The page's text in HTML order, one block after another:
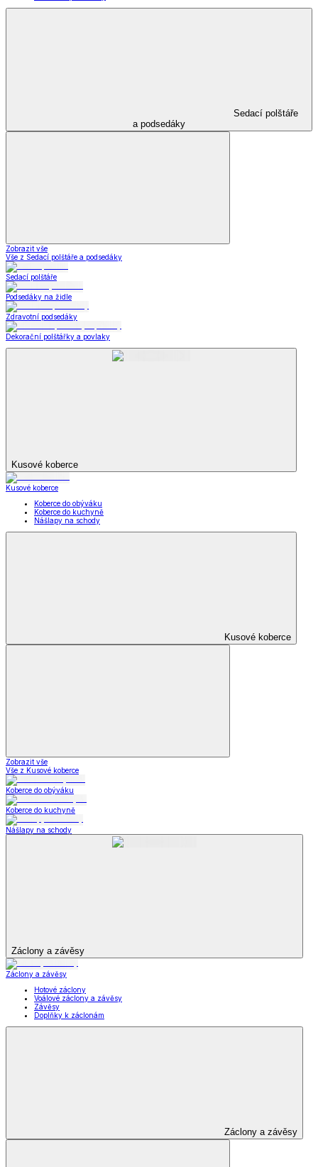
Sedací polštáře
a podsedáky
Zobrazit vše
Vše z Sedací polštáře a podsedáky
Sedací polštáře
Podsedáky na židle
Zdravotní podsedáky
Dekorační polštářky a povlaky
Kusové koberce
Kusové koberce
Koberce do obýváku
Koberce do kuchyně
Nášlapy na schody
Kusové koberce
Zobrazit vše
Vše z Kusové koberce
Koberce do obýváku
Koberce do kuchyně
Nášlapy na schody
Záclony a závěsy
Záclony a závěsy
Hotové záclony
Voálové záclony a závěsy
Závěsy
Doplňky k záclonám
Záclony a závěsy